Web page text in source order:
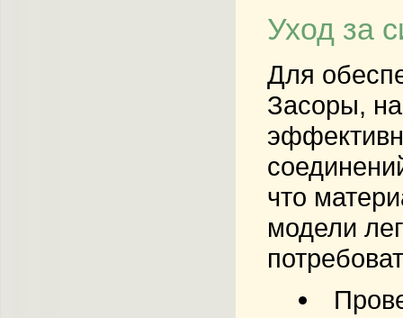
Уход за
Для
Засоры,
что
модели